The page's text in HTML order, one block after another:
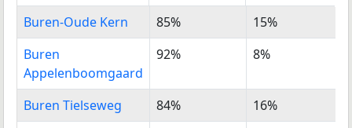
Buurtnaam
%
Herkomst
Nederland
%
Herkomst
buiten
Buren-Oude Kern 85% 15%
Buren
Appelenboomgaard
92% 8%
Buren Tielseweg 84% 16%